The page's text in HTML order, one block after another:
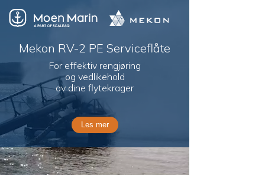
Mekon RV-2 PE Serviceflåte
For effektiv rengjøring
og vedlikehold
av dine flytekrager
Les mer